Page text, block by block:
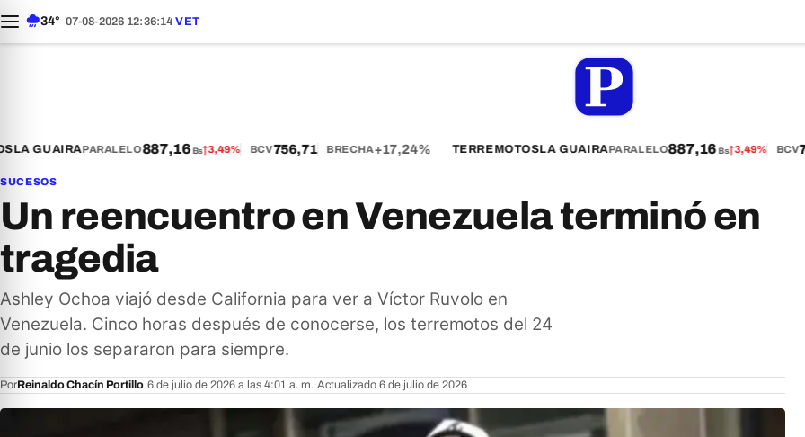
34° 07-08-2026 12:36:15 VET
LA GUAIRAPARALELO887,16 Bs↑3,49% BCV756,71 BRECHA+17,24% TERREMOTOSLA GUAIRAPARALELO887,16 Bs↑3,49% BCV
SUCESOS
Un reencuentro en Venezuela terminó en
tragedia
Ashley Ochoa viajó desde California para ver a Víctor Ruvolo en
Venezuela. Cinco horas después de conocerse, los terremotos del 24
de junio los separaron para siempre.
PorReinaldo Chacín Portillo 6 de julio de 2026 a las 4:01 a. m. Actualizado 6 de julio de 2026